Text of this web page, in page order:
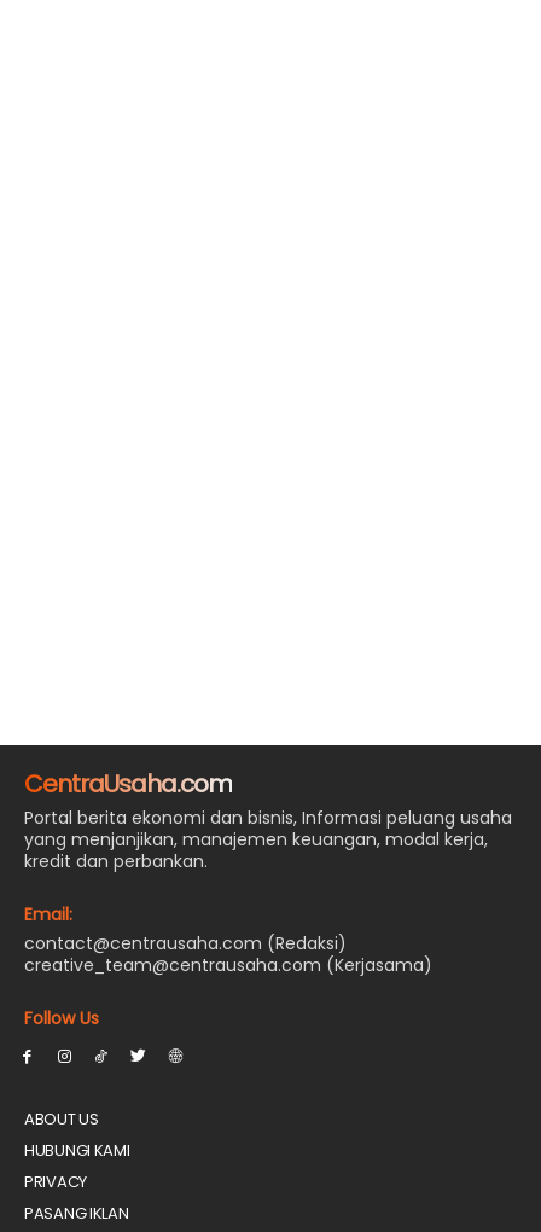
CentraUsaha.com
Portal berita ekonomi dan bisnis, Informasi peluang usaha
yang menjanjikan, manajemen keuangan, modal kerja,
kredit dan perbankan.
Email:
contact@centrausaha.com (Redaksi)
creative_team@centrausaha.com (Kerjasama)
Follow Us
ABOUT US
HUBUNGI KAMI
PRIVACY
PASANG IKLAN